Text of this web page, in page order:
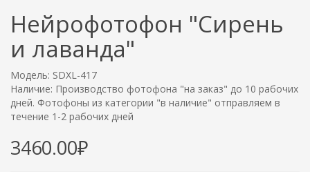
Нейрофотофон "Сирень
и лаванда"
Модель: SDXL-417
Наличие: Производство фотофона "на заказ" до 10 рабочих
дней. Фотофоны из категории "в наличие" отправляем в
течение 1-2 рабочих дней
3460.00₽